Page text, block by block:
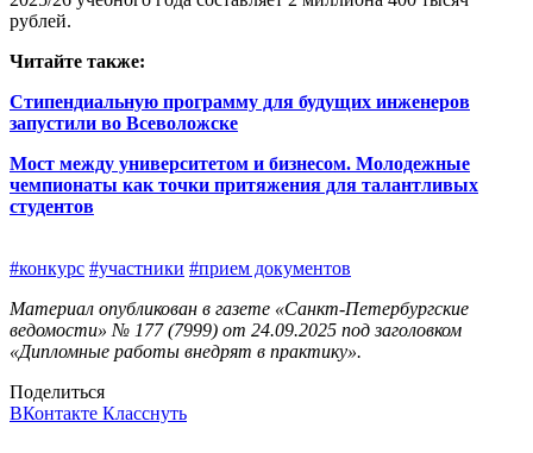
рублей.
Читайте также:
Стипендиальную программу для будущих инженеров
запустили во Всеволожске
Мост между университетом и бизнесом. Молодежные
чемпионаты как точки притяжения для талантливых
студентов
#конкурс #участники #прием документов
Материал опубликован в газете «Санкт-Петербургские
ведомости» № 177 (7999) от 24.09.2025 под заголовком
«Дипломные работы внедрят в практику».
Поделиться
ВКонтакте Класснуть